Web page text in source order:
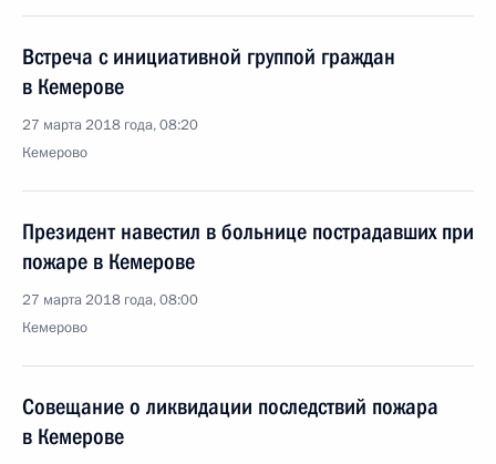
Встреча с инициативной группой граждан
в Кемерове
27 марта 2018 года, 08:20
Кемерово
Президент навестил в больнице пострадавших при
пожаре в Кемерове
27 марта 2018 года, 08:00
Кемерово
Совещание о ликвидации последствий пожара
в Кемерове